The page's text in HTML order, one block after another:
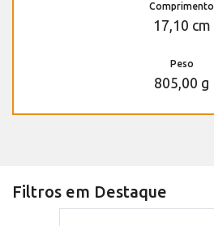
Comprimento
17,10 cm
Peso
805,00 g
Filtros em Destaque